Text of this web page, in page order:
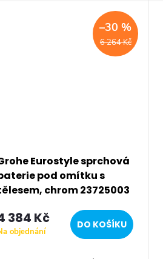
6 264 Kč
–30 %
Eurostyle sprchová
pod omítku s
chrom 23725003
384 Kč
objednání
DO KOŠÍKU